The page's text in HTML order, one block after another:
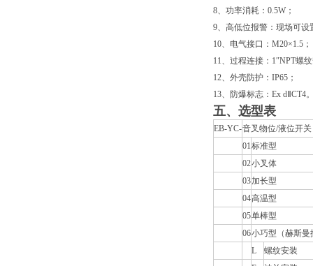
8、功率消耗：0.5W；
9、高低位报警：现场可
10、电气接口：M20×1.5；
11、过程连接：1″NPT螺
12、外壳防护：IP65；
13、防爆标志：Ex dⅡCT4
五、选型表
EB-YC-音叉物位/液位开关
01标准型
02小叉体
03加长型
04高温型
05单棒型
06小巧型（赫斯曼
L
螺纹安装